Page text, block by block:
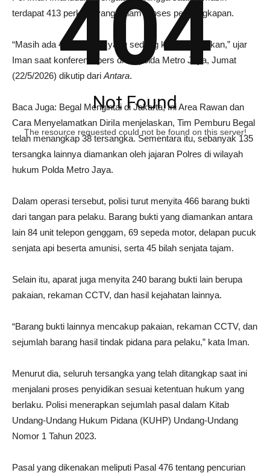
terdapat 413 perkara yang dalam proses pengungkapan.
“Masih ada 413 perkara yang sedang kami selesaikan,” ujar
Iman saat konferensi pers di Mapolda Metro Jaya, Jumat
(22/5/2026) dikutip dari Antara.
Baca Juga: Begal Mengintai di Jakarta, Ini Area Rawan dan
Cara Menyelamatkan DiriIa menjelaskan, Tim Pemburu Begal
telah menangkap 38 tersangka. Sementara itu, sebanyak 135
tersangka lainnya diamankan oleh jajaran Polres di wilayah
hukum Polda Metro Jaya.
Dalam operasi tersebut, polisi turut menyita 466 barang bukti
dari tangan para pelaku. Barang bukti yang diamankan antara
lain 84 unit telepon genggam, 69 sepeda motor, delapan pucuk
senjata api beserta amunisi, serta 45 bilah senjata tajam.
Selain itu, aparat juga menyita 240 barang bukti lain berupa
pakaian, rekaman CCTV, dan hasil kejahatan lainnya.
“Barang bukti lainnya mencakup pakaian, rekaman CCTV, dan
sejumlah barang hasil tindak pidana para pelaku,” kata Iman.
Menurut dia, seluruh tersangka yang telah ditangkap saat ini
menjalani proses penyidikan sesuai ketentuan hukum yang
berlaku. Polisi menerapkan sejumlah pasal dalam Kitab
Undang-Undang Hukum Pidana (KUHP) Undang-Undang
Nomor 1 Tahun 2023.
Pasal yang dikenakan meliputi Pasal 476 tentang pencurian
404
Not Found
The resource requested could not be found on this server!